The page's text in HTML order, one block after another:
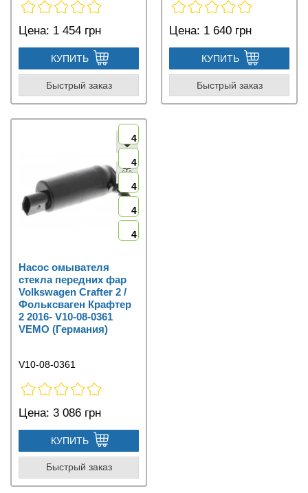
Цена: 1 454 грн
КУПИТЬ
Быстрый заказ
Цена: 1 640 грн
КУПИТЬ
Быстрый заказ
4
4
4
4
4
Насос омывателя
стекла передних фар
Volkswagen Crafter 2 /
Фольксваген Крафтер
2 2016- V10-08-0361
VEMO (Германия)
V10-08-0361
Цена: 3 086 грн
КУПИТЬ
Быстрый заказ